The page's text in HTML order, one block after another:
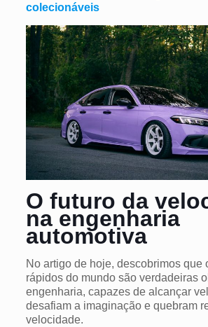
colecionáveis
O futuro da
na engenharia
automotiva
No artigo de hoje, descobrimos que
rápidos do mundo são verdadeiras
engenharia, capazes de alcançar
desafiam a imaginação e quebram
velocidade.